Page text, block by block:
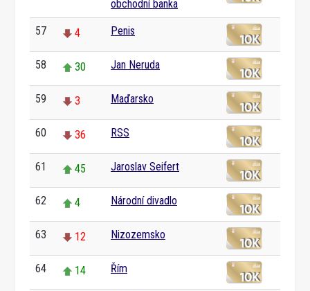
obchodní banka
57 4 Penis
58 30 Jan Neruda
59 3 Maďarsko
60 36 RSS
61 45 Jaroslav Seifert
62 4 Národní divadlo
63 12 Nizozemsko
64 14 Řím